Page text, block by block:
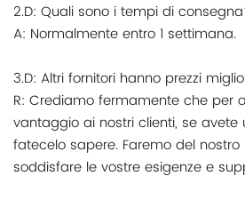
2.D: Quali sono i tempi di
A: Normalmente entro 1 settimana.
3.D: Altri fornitori hanno prezzi
R: Crediamo fermamente che per
vantaggio ai nostri clienti, se avete
fatecelo sapere. Faremo del
soddisfare le vostre esigenze e